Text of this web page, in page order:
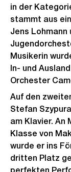
in der
stammt aus
Jens
Musikerin
In- und
Orchester
Auf den
Stefan
am Klavier. An
Klasse von
wurde er ins
dritten Platz